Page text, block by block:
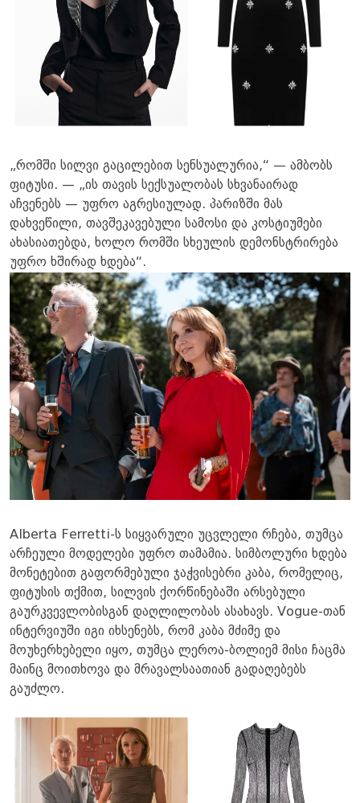
„რომში სილვი გაცილებით სენსუალურია,“ — ამბობს
ფიტუსი. — „ის თავის სექსუალობას სხვანაირად
აჩვენებს — უფრო აგრესიულად. პარიზში მას
დახვეწილი, თავშეკავებული სამოსი და კოსტიუმები
ახასიათებდა, ხოლო რომში სხეულის დემონსტრირება
უფრო ხშირად ხდება“.
Alberta Ferretti-ს სიყვარული უცვლელი რჩება, თუმცა
არჩეული მოდელები უფრო თამამია. სიმბოლური ხდება
მონეტებით გაფორმებული ჯაჭვისებრი კაბა, რომელიც,
ფიტუსის თქმით, სილვის ქორწინებაში არსებული
გაურკვევლობისგან დაღლილობას ასახავს. Vogue-თან
ინტერვიუში იგი იხსენებს, რომ კაბა მძიმე და
მოუხერხებელი იყო, თუმცა ლეროა-ბოლიემ მისი ჩაცმა
მაინც მოითხოვა და მრავალსაათიან გადაღებებს
გაუძლო.